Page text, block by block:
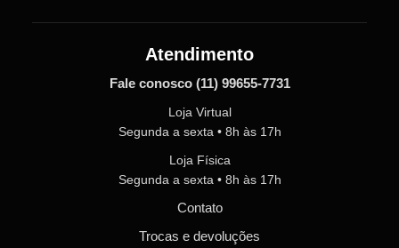
Atendimento
Fale conosco (11) 99655-7731
Loja Virtual
Segunda a sexta • 8h às 17h
Loja Física
Segunda a sexta • 8h às 17h
Contato
Trocas e devoluções